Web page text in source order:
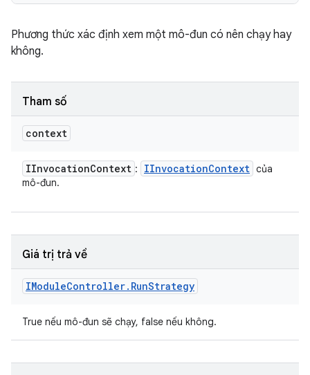
Phương thức xác định xem một mô-đun có nên chạy hay
không.
Tham số
context
IInvocationContext : IInvocationContext của
mô-đun.
Giá trị trả về
IModuleController. RunStrategy
True nếu mô-đun sẽ chạy, false nếu không.